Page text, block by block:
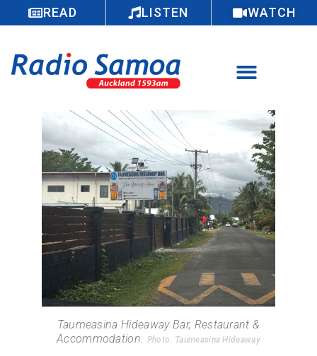
READ LISTEN WATCH
Taumeasina Hideaway Bar, Restaurant &
Accommodation. Photo: Taumeasina Hideaway